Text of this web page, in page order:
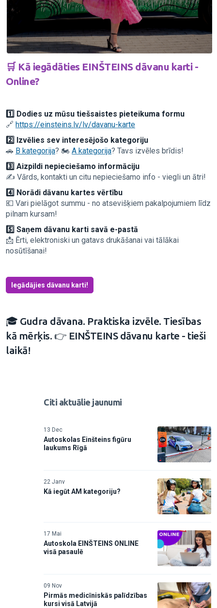
🛒 Kā iegādāties EINŠTEINS dāvanu karti -
Online?
1️⃣ Dodies uz mūsu tiešsaistes pieteikuma formu
🔗 https://einsteins.lv/lv/davanu-karte
2️⃣ Izvēlies sev interesējošo kategoriju
🚗 B kategorija? 🏍️ A kategorija? Tavs izvēles brīdis!
3️⃣ Aizpildi nepieciešamo informāciju
✍️ Vārds, kontakti un citu nepieciešamo info - viegli un ātri!
4️⃣ Norādi dāvanu kartes vērtību
💶 Vari pielāgot summu - no atsevišķiem pakalpojumiem līdz
pilnam kursam!
5️⃣ Saņem dāvanu karti savā e-pastā
📩 Ērti, elektroniski un gatavs drukāšanai vai tālākai
nosūtīšanai!
Iegādājies dāvanu karti!
🎓 Gudra dāvana. Praktiska izvēle. Tiesības
kā mērķis. 👉 EINŠTEINS dāvanu karte - tieši
laikā!
Citi aktuālie jaunumi
13 Dec
Autoskolas Einšteins figūru
laukums Rīgā
22 Janv
Kā iegūt AM kategoriju?
17 Mai
Autoskola EINŠTEINS ONLINE
visā pasaulē
09 Nov
Pirmās medicīniskās palīdzības
kursi visā Latvijā